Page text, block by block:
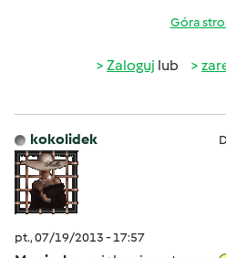
Góra
Zaloguj lub
kokolidek
pt., 07/19/2013 - 17:57